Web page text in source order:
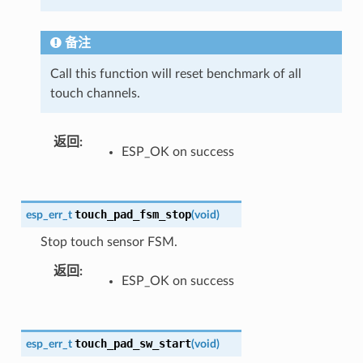
备注
Call this function will reset benchmark of all
touch channels.
返回
ESP_OK on success
esp_err_t touch_pad_fsm_stop(void)
Stop touch sensor FSM.
返回
ESP_OK on success
esp_err_t touch_pad_sw_start(void)